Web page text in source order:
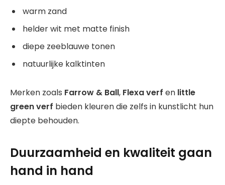
warm zand
helder wit met matte finish
diepe zeeblauwe tonen
natuurlijke kalktinten
Merken zoals Farrow & Ball, Flexa verf en little
green verf bieden kleuren die zelfs in kunstlicht hun
diepte behouden.
Duurzaamheid en kwaliteit gaan
hand in hand